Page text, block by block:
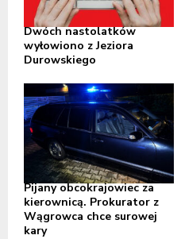
Dwóch nastolatków
wyłowiono z Jeziora
Durowskiego
Pijany obcokrajowiec za
kierownicą. Prokurator z
Wągrowca chce surowej
kary